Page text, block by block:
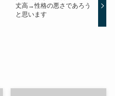
丈高→性格の悪さであろう
と思います